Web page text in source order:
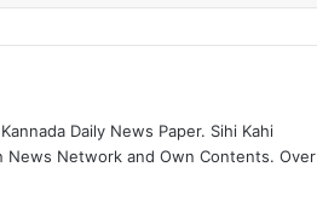
Daily News Paper. Sihi Kahi
News Network and Own Contents. Over